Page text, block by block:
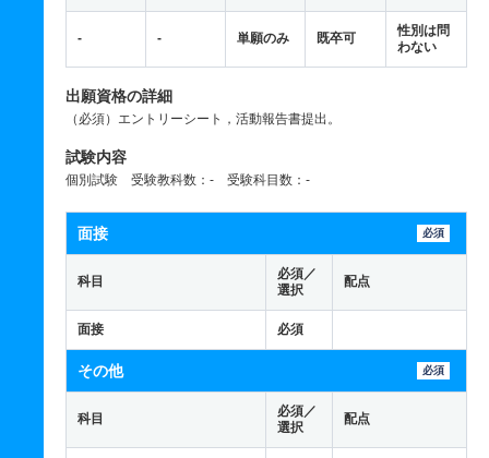
- - 単願のみ 既卒可
性別は問
わない
出願資格の詳細
（必須）エントリーシート，活動報告書提出。
試験内容
個別試験 受験教科数：- 受験科目数：-
面接 必須
科目
必須／
選択
配点
面接 必須
その他 必須
科目
必須／
選択
配点